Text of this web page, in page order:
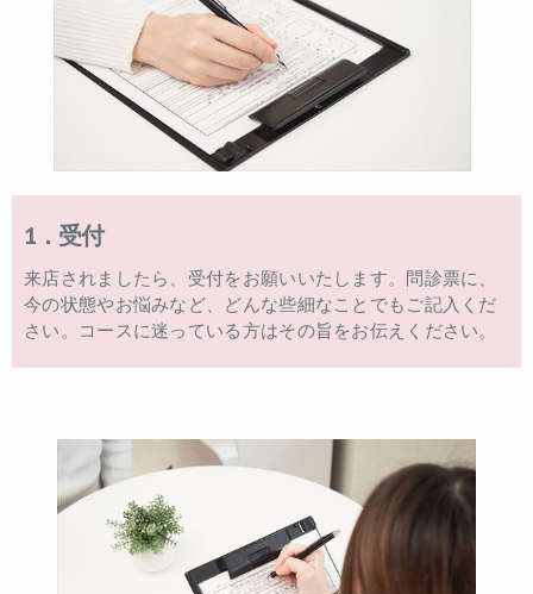
1．受付
来店されましたら、受付をお願いいたします。問診票に、
今の状態やお悩みなど、どんな些細なことでもご記入くだ
さい。コースに迷っている方はその旨をお伝えください。